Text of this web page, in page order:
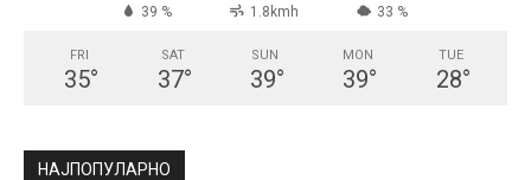
39 % 1.8kmh 33 %
FRI
35°
SAT
37°
SUN
39°
MON
39°
TUE
28°
НАЈПОПУЛАРНО